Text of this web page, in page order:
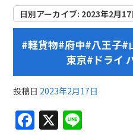
日別アーカイブ: 2023年2月17
#軽貨物#府中#八王子
東京#ドライ
投稿日 2023年2月17日
F X